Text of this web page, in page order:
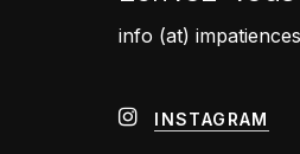
info (at)
INSTAGRAM